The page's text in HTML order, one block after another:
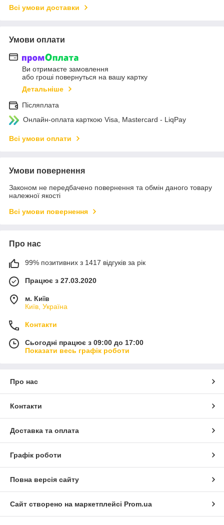
Всі умови доставки
Умови оплати
Ви отримаєте замовлення
або гроші повернуться на вашу картку
Детальніше
Післяплата
Онлайн-оплата карткою Visa, Mastercard - LiqPay
Всі умови оплати
Умови повернення
Законом не передбачено повернення та обмін даного товару
належної якості
Всі умови повернення
Про нас
99% позитивних з 1417 відгуків за рік
Працює з 27.03.2020
м. Київ
Київ, Україна
Контакти
Сьогодні працює з 09:00 до 17:00
Показати весь графік роботи
Про нас
Контакти
Доставка та оплата
Графік роботи
Повна версія сайту
Сайт створено на маркетплейсі Prom.ua